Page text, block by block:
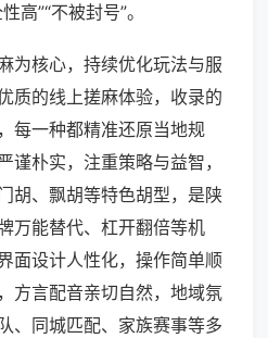
高”“不被封号”。
为核心，持续优化玩法与服
质的线上搓麻体验，收录的
每一种都精准还原当地规
谨朴实，注重策略与益智，
胡、飘胡等特色胡型，是陕
万能替代、杠开翻倍等机
面设计人性化，操作简单顺
方言配音亲切自然，地域氛
、同城匹配、家族赛事等多